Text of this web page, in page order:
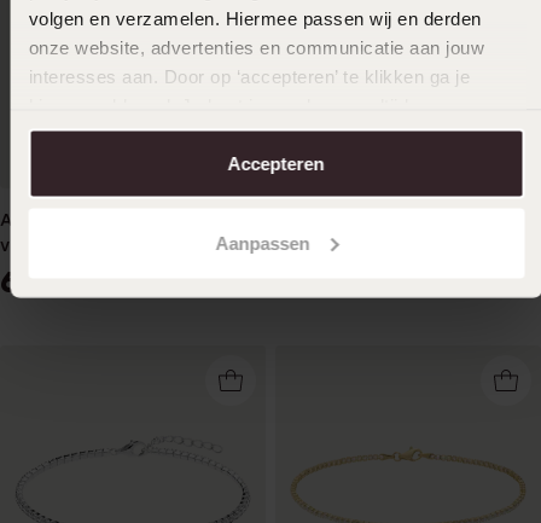
volgen en verzamelen. Hiermee passen wij en derden
onze website, advertenties en communicatie aan jouw
interesses aan. Door op ‘accepteren’ te klikken ga je
aanpassen. Lees er meer over in onscookiebeleid.
Accepteren
Aanpassen
Armband, 925 Silber,
vergoldet, Kristall, weiß
69
Tennisarmband